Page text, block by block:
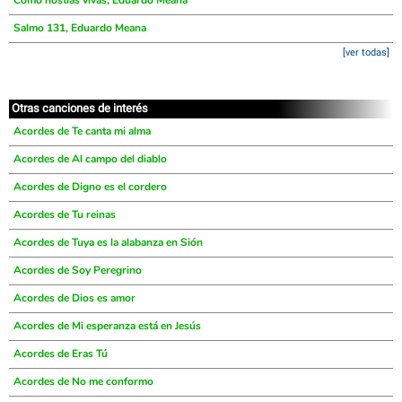
Salmo 131, Eduardo Meana
[ver todas]
Otras canciones de interés
Acordes de Te canta mi alma
Acordes de Al campo del diablo
Acordes de Digno es el cordero
Acordes de Tu reinas
Acordes de Tuya es la alabanza en Sión
Acordes de Soy Peregrino
Acordes de Dios es amor
Acordes de Mi esperanza está en Jesús
Acordes de Eras Tú
Acordes de No me conformo